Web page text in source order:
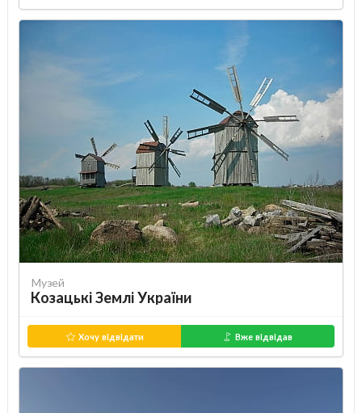
Музей
Козацькі Землі України
Хочу відвідати Вже відвідав